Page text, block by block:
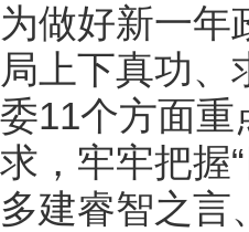
为做好新一年
局上下真功、
委11个方面重
求，牢牢把握
多建睿智之言